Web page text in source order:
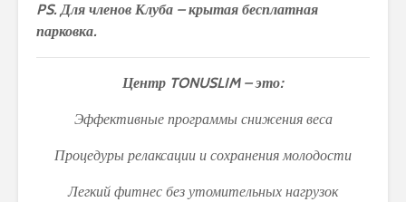
PS. Для членов Клуба – крытая бесплатная
парковка.
Центр TONUSLIM – это:
Эффективные программы снижения веса
Процедуры релаксации и сохранения молодости
Легкий фитнес без утомительных нагрузок